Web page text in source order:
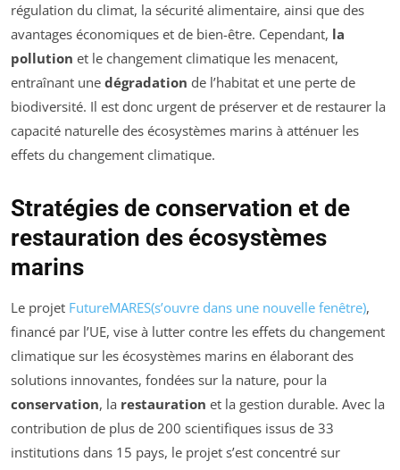
régulation du climat, la sécurité alimentaire, ainsi que des
avantages économiques et de bien-être. Cependant, la
pollution et le changement climatique les menacent,
entraînant une dégradation de l’habitat et une perte de
biodiversité. Il est donc urgent de préserver et de restaurer la
capacité naturelle des écosystèmes marins à atténuer les
effets du changement climatique.
Stratégies de conservation et de
restauration des écosystèmes
marins
Le projet FutureMARES(s’ouvre dans une nouvelle fenêtre),
financé par l’UE, vise à lutter contre les effets du changement
climatique sur les écosystèmes marins en élaborant des
solutions innovantes, fondées sur la nature, pour la
conservation, la restauration et la gestion durable. Avec la
contribution de plus de 200 scientifiques issus de 33
institutions dans 15 pays, le projet s’est concentré sur